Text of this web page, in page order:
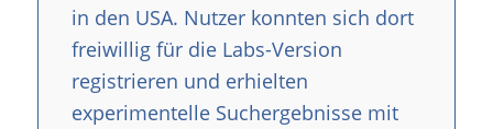
in den USA. Nutzer konnten sich dort
freiwillig für die Labs-Version
registrieren und erhielten
experimentelle Suchergebnisse mit